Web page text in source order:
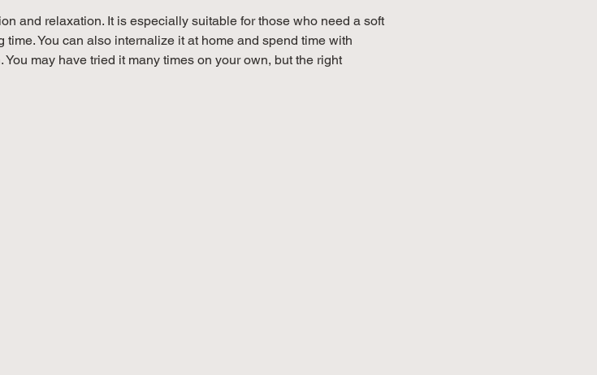
and relaxation. It is especially suitable for those who need a soft
You can also internalize it at home and spend time with
may have tried it many times on your own, but the right